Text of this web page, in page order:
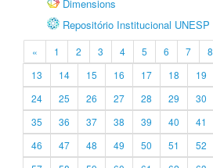
Dimensions
Repositório Institucional UNESP
« 1 2 3 4 5 6 7 8
13
14 15 16 17 18 19
24
25 26 27 28 29 30
35
36 37 38 39 40 41
46
47 48 49 50 51 52